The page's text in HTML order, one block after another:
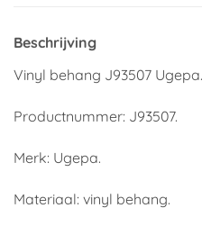
Beschrijving
Vinyl behang J93507 Ugepa.
Productnummer: J93507.
Merk: Ugepa.
Materiaal: vinyl behang.